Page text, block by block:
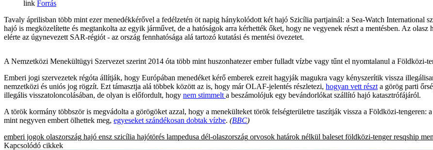
Forrás
Tavaly áprilisban több mint ezer menedékkérővel a fedélzetén öt napig hánykolódott két hajó Szicília partjainál: a Sea-Watch International
hajó is megközelítette és megtankolta az egyik járművet, de a hatóságok arra kérhették őket, hogy ne vegyenek részt a mentésben. Az
elérte az úgynevezett SAR-régiót - az ország fennhatósága alá tartozó kutatási és mentési övezetet.
A Nemzetközi Menekültügyi Szervezet szerint 2014 óta több mint huszonhatezer ember fulladt vízbe vagy tűnt el nyomtalanul a Földközi-
Emberi jogi szervezetek régóta állítják, hogy Európában menedéket kérő emberek ezreit hagyják magukra vagy kényszerítik vissza
nemzetközi és uniós jog rögzít. Ezt támasztja alá többek között az is, hogy már OLAF-jelentés részletezi, hogyan vett részt a görög parti
illegális visszatoloncolásában, de olyan is előfordult, hogy nem stimmelt a beszámolójuk egy bevándorlókat szállító hajó katasztrófájáról.
A török kormány többször is megvádolta a görögöket azzal, hogy a menekülteket török felségterületre taszítják vissza a Földközi-
mint negyven embert ölhettek meg, egyeseket szándékosan dobtak vízbe. (BBC)
emberi jogok olaszország hajó ensz szicília hajótörés lampedusa dél-olaszország orvosok határok nélkül baleset földközi-tenger resqship
Kapcsolódó cikkek